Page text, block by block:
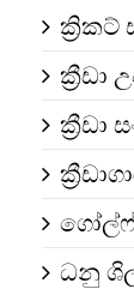
ක්‍රිකට්
ක්‍රීඩා
ක්‍රීඩා
ගෝල්ෆ්
ධනු